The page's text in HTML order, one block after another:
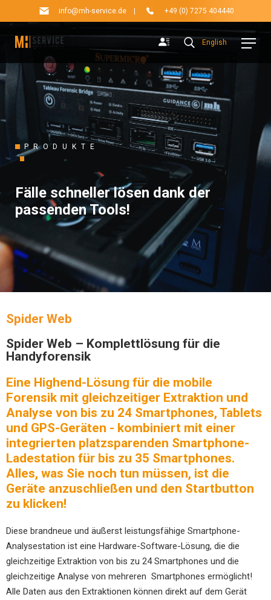
info@mh-service.de +49 (0) 7275 404440
English
PRODUKTE
Fälle schneller lösen dank der
passenden Tools!
Spider Web
Spider Web – Komplettlösung für die
Handyforensik
Eine Highend-Lösung für die mobile
Forensik mit gleichzeitiger Extraktion und
Analyse von bis zu 24 Smartphones, Tablets
und GPS-Geräten - kombiniert mit einer
integrierten platzsparenden Smartphone-
Ladestation für bis zu 35 Smartphones.
Alles, was Sie noch tun müssen, ist die
Geräte anzuschließen und den Startbutton
zu klicken!
Diese brandneue und äußerst leistungsfähige Smartphone-
Analysestation ist eine Hardware-Software-Lösung, die die
gleichzeitige Extraktion von bis zu 24 Smartphones und die
gleichzeitige Analyse von mehreren Smartphones ermöglicht!
Alle Daten aus den Extraktionen können direkt auf dem Gerät